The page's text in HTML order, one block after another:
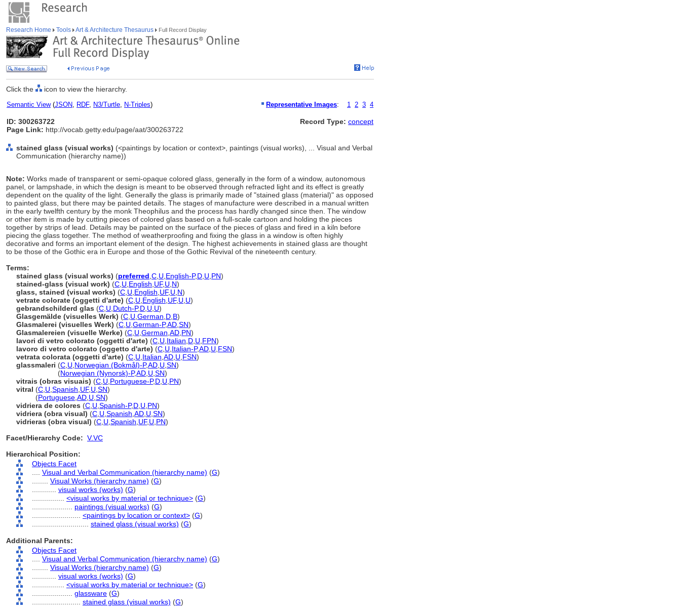
Research Home Tools Art & Architecture Thesaurus Full Record Display
Click the icon to view the hierarchy.
Semantic View(JSON, RDF, N3/Turtle, N-Triples) Representative Images: 1 2 3 4
ID: 300263722
Page Link: http://vocab.getty.edu/page/aat/300263722
Record Type: concept
stained glass (visual works) (<paintings by location or context>, paintings (visual works), ... Visual and Verbal
Communication (hierarchy name))
Note: Works made of transparent or semi-opaque colored glass, generally in the form of a window, autonomous
panel, or lampshade, in which the design is meant to be observed through refracted light and its effect is greatly
dependent on the quality of the light. Generally the glass is primarily made of "stained glass (material)" as opposed
to painted glass, but there may be painted details. The stages of manufacture were described in a manual written
in the early twelfth century by the monk Theophilus and the process has hardly changed since then. The window
or other item is made by cutting pieces of colored glass based on a full-scale cartoon and holding the pieces
together by strips of lead. Details may be painted on the surface of the pieces of glass and fired in a kiln before
piecing the glass together. The method of weatherproofing and fixing the glass in a window is often highly
decorative and forms an important element of the design. The highest achievements in stained glass are thought
to be those of the Gothic era in Europe and those of the Gothic Revival of the nineteenth century.
Terms:
stained glass (visual works) (preferred C U English-P,D U PN)
stained-glass (visual work) (C U English UF, U N)
glass, stained (visual works) (C U English UF, U N)
vetrate colorate (oggetti d'arte) (C U English UF, U U)
gebrandschilderd glas (C U Dutch-P,D U U)
Glasgemälde (visuelles Werk) (C U German D B)
Glasmalerei (visuelles Werk) (C U German-P,AD SN)
Glasmalereien (visuelle Werke) (C U German AD PN)
lavori di vetro colorato (oggetti d'arte) (C U Italian D U FPN)
lavoro di vetro colorato (oggetto d'arte) (C U Italian-P,AD U FSN)
vetrata colorata (oggetti d'arte) (C U Italian AD U FSN)
glassmaleri (C U Norwegian (Bokmål)-P,AD U SN)
(Norwegian (Nynorsk)-P,AD U SN)
vitrais (obras visuais) (C U Portuguese-P,D U PN)
vitral (C U Spanish UF, U SN)
(Portuguese AD U SN)
vidriera de colores (C U Spanish-P,D U PN)
vidriera (obra visual) (C U Spanish AD U SN)
vidrieras (obra visual) (C U Spanish UF, U PN)
Facet/Hierarchy Code: V.VC
Hierarchical Position:
Objects Facet
Visual and Verbal Communication (hierarchy name) (G)
Visual Works (hierarchy name) (G)
visual works (works) (G)
<visual works by material or technique> (G)
paintings (visual works) (G)
<paintings by location or context> (G)
stained glass (visual works) (G)
Additional Parents:
Objects Facet
Visual and Verbal Communication (hierarchy name) (G)
Visual Works (hierarchy name) (G)
visual works (works) (G)
<visual works by material or technique> (G)
glassware (G)
stained glass (visual works) (G)